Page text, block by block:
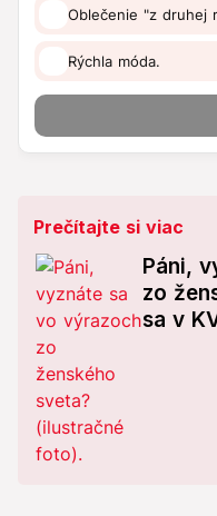
Prečítajte si viac
Páni,
zo
sa v